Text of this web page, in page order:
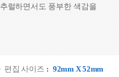
럴하면서도 풍부한 색감을
편집 사이즈
92mm X 52mm